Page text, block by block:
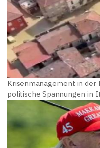
Krisenmanagement in der
politische Spannungen in